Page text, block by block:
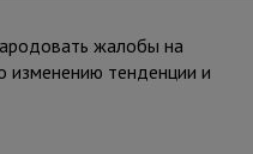
жалобы на
изменению тенденции и